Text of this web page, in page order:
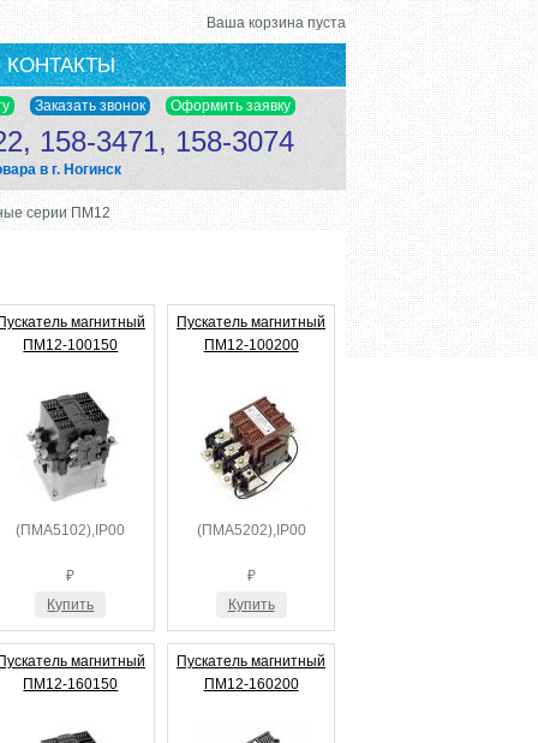
Ваша корзина пуста
КОНТАКТЫ
158-3471, 158-3074
в г. Ногинск
серии ПМ12
Пускатель магнитный
ПМ12-100150
(ПМА5102),IP00
₽
Купить
Пускатель магнитный
ПМ12-100200
(ПМА5202),IP00
₽
Купить
Пускатель магнитный
ПМ12-160150
Пускатель магнитный
ПМ12-160200